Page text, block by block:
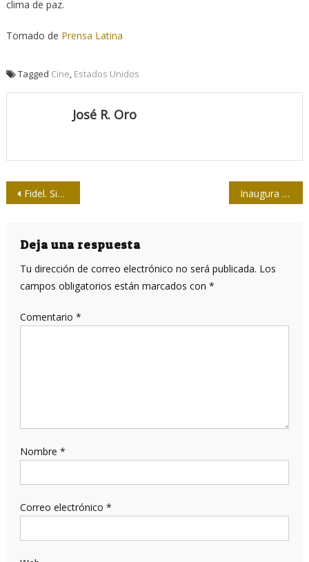
clima de paz.
Tomado de Prensa Latina
Tagged Cine Estados Unidos
José R. Oro
Navegación
entradas
Fidel. Sinfonía de las manos Inaugura Díaz-Canel nueva sede de Ideas Multimedios
Deja una respuesta
Tu dirección de correo electrónico no será publicada. Los
campos obligatorios están marcados con *
Comentario *
Nombre *
Correo electrónico *